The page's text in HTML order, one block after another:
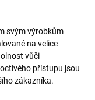
svým výrobkům
na velice
vůči
přístupu jsou
zákazníka.